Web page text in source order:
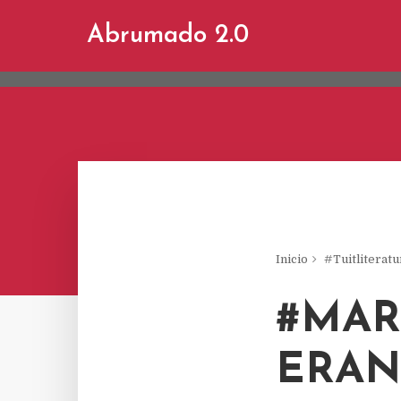
Abrumado 2.0
Inicio
This site uses cookies from Google
are shared with Google along with